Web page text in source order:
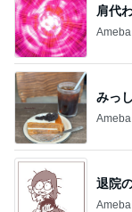
肩代
みっ
退院